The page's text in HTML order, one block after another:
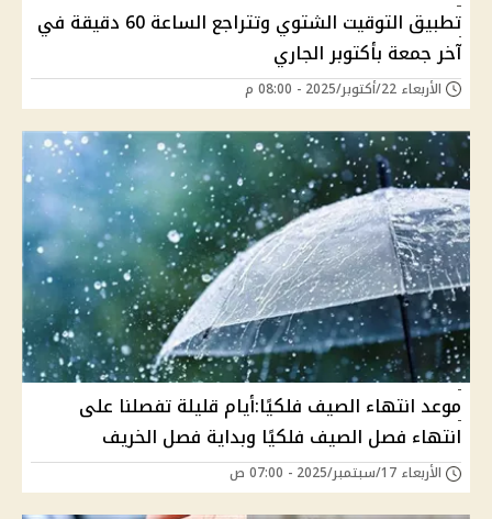
تطبيق التوقيت الشتوي وتتراجع الساعة 60 دقيقة في
آخر جمعة بأكتوبر الجاري
الأربعاء 22/أكتوبر/2025 - 08:00 م
موعد انتهاء الصيف فلكيًا:أيام قليلة تفصلنا على
انتهاء فصل الصيف فلكيًا وبداية فصل الخريف
الأربعاء 17/سبتمبر/2025 - 07:00 ص